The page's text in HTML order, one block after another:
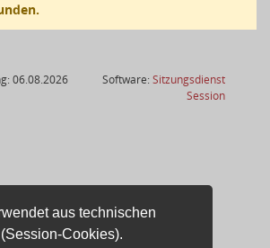
aus technischen
Cookies).
06.08.2026
Software:Sitzungsdienst
Session(Wird in